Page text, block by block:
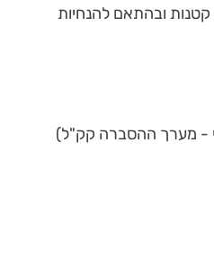
קטנות ובהתאם להנחיות
- מערך ההסברה קק"ל)